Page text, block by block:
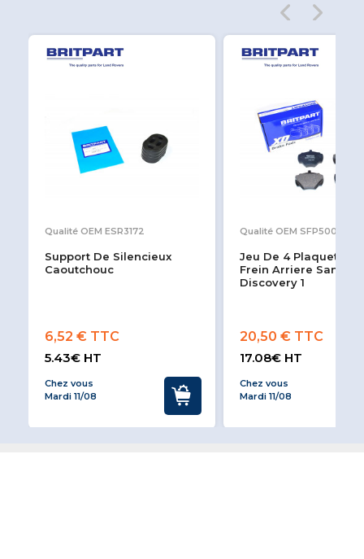
Qualité OEM ESR3172
Support De Silencieux
Caoutchouc
6,52 € TTC
5.43€ HT
Chez vous
Mardi 11/08
Qualité OEM SFP500190
Jeu De 4 Plaquettes
Frein Arriere Sans
Discovery 1
20,50 € TTC
17.08€ HT
Chez vous
Mardi 11/08